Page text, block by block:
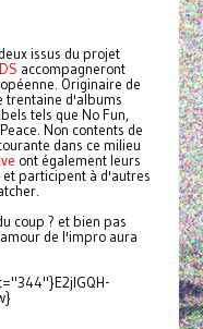
issus du projet
accompagneront
Originaire de
trentaine d'albums
tels que No Fun,
Non contents de
dans ce milieu
ont également leurs
participent à d'autres
coup ? et bien pas
de l'impro aura